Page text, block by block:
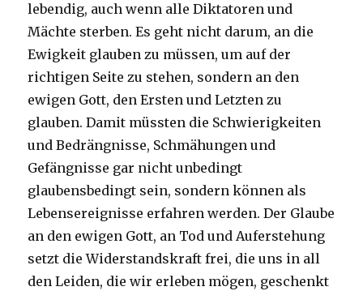
lebendig, auch wenn alle Diktatoren und
Mächte sterben. Es geht nicht darum, an die
Ewigkeit glauben zu müssen, um auf der
richtigen Seite zu stehen, sondern an den
ewigen Gott, den Ersten und Letzten zu
glauben. Damit müssten die Schwierigkeiten
und Bedrängnisse, Schmähungen und
Gefängnisse gar nicht unbedingt
glaubensbedingt sein, sondern können als
Lebensereignisse erfahren werden. Der Glaube
an den ewigen Gott, an Tod und Auferstehung
setzt die Widerstandskraft frei, die uns in all
den Leiden, die wir erleben mögen, geschenkt